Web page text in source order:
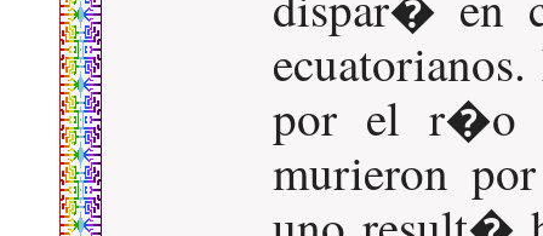
por el r�o
murieron